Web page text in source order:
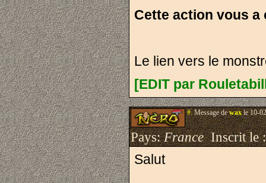
Cette action vous a
Le lien vers le
[EDIT par
#.Message dewaxle 10-
Pays:FranceInscrit le
Salut